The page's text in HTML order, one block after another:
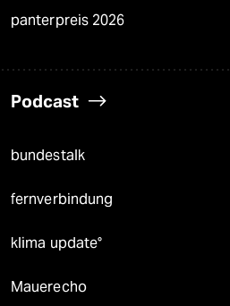
panterpreis 2026
Podcast
bundestalk
fernverbindung
klima update°
Mauerecho